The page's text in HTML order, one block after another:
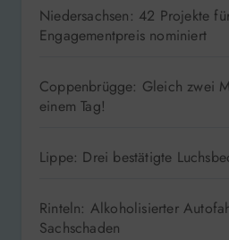
Niedersachsen: 42 Projekte
Engagementpreis nominiert
Coppenbrügge: Gleich zwei
einem Tag!
Lippe: Drei bestätigte
Rinteln: Alkoholisierter
Sachschaden